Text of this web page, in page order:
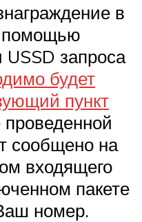
в
запроса
будет
пункт
сообщено на
входящего
пакете
номер.